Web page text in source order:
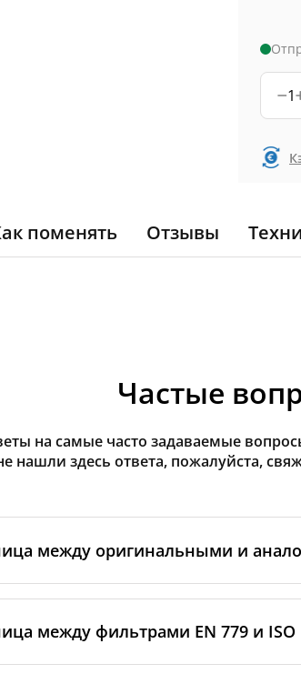
1
поменять Отзывы
Частые
на самые часто задаваемые
нашли здесь ответа, пожалуйста,
между оригинальными и
производственными
стандартам бренда, включая
между фильтрами EN 779 и ISO